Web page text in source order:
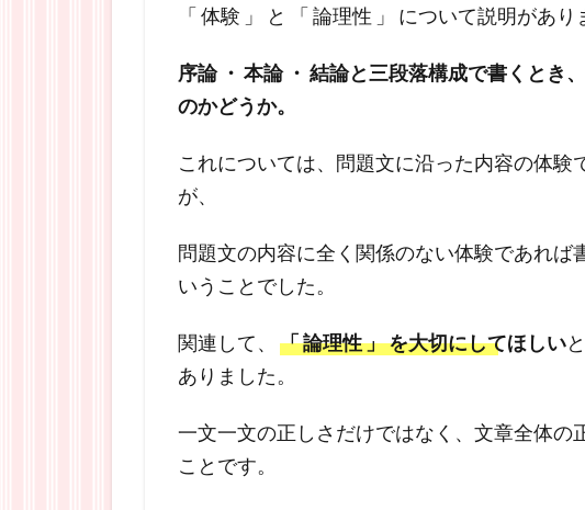
「 体験 」 と 「 論理性 」 について説明があり
序論 ・ 本論 ・ 結論と三段落構成で書くとき
のかどうか。
これについては、問題文に沿った内容の体験
が、
問題文の内容に全く関係のない体験であれば
いうことでした。
関連して、 「 論理性 」 を大切にしてほしい
ありました。
一文一文の正しさだけではなく、文章全体の
ことです。